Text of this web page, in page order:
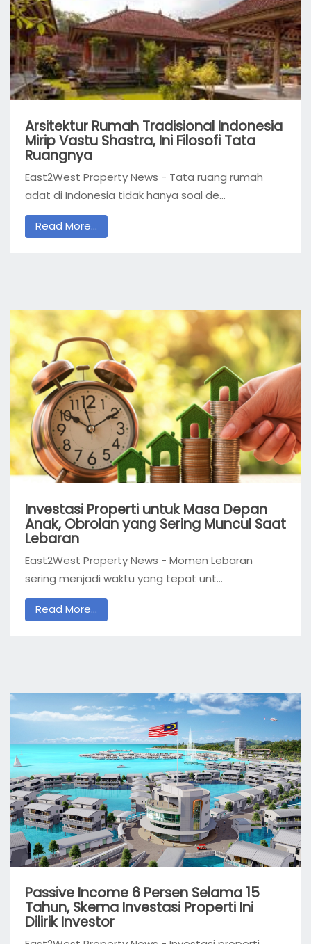
Arsitektur Rumah Tradisional Indonesia
Mirip Vastu Shastra, Ini Filosofi Tata
Ruangnya
East2West Property News - Tata ruang rumah
adat di Indonesia tidak hanya soal de...
Read More...
Investasi Properti untuk Masa Depan
Anak, Obrolan yang Sering Muncul Saat
Lebaran
East2West Property News - Momen Lebaran
sering menjadi waktu yang tepat unt...
Read More...
Passive Income 6 Persen Selama 15
Tahun, Skema Investasi Properti Ini
Dilirik Investor